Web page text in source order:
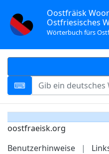
Oostfräisk
Ostfriesisches
Wörterbuch fürs
oostfraeisk.org
Benutzerhinweise
|